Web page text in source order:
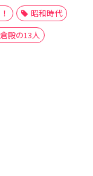
昭和時代
殿の13人